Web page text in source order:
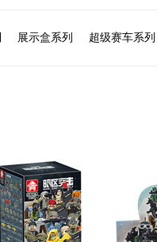
展示盒系列 超级赛车系列